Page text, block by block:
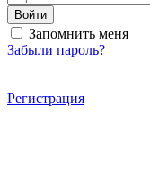
Войти
Запомнить меня
Забыли пароль?
Регистрация